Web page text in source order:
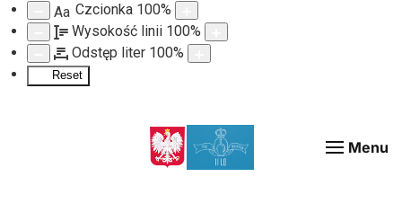
Aa Czcionka 100%
Wysokość linii 100%
Odstęp liter 100%
Reset
Menu